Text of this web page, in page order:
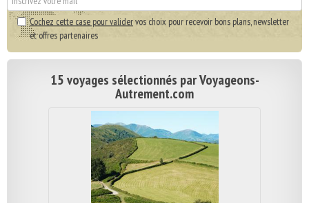
Cochez cette case pour validervos choix pour recevoir bons plans, newsletter
et offres partenaires
15 voyages sélectionnés par Voyageons-
Autrement.com